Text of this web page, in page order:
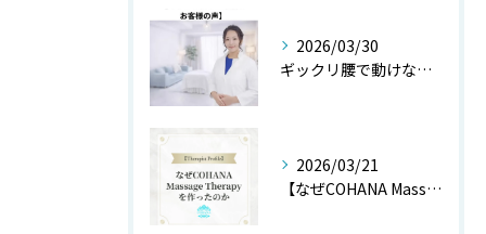
2026/03/30
ギックリ腰で動けない状態からご来店されたお客様より
2026/03/21
【なぜCOHANA Massage Therapyを作ったの...